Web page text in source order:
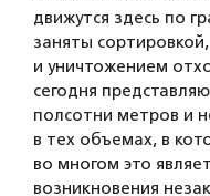
движутся здесь по
заняты
и уничтожением
сегодня
полсотни метров и
в тех объемах, в
во многом это
возникновения